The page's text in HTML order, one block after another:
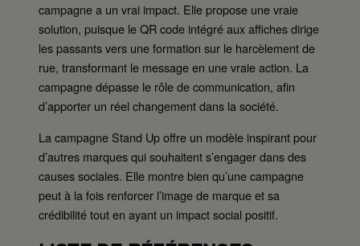
campagne a un vrai impact. Elle propose une vraie
solution, puisque le QR code intégré aux affiches dirige
les passants vers une formation sur le harcèlement de
rue, transformant le message en une vraie action. La
campagne dépasse le rôle de communication, afin
d’apporter un réel changement dans la société.
La campagne Stand Up offre un modèle inspirant pour
d’autres marques qui souhaitent s’engager dans des
causes sociales. Elle montre bien qu’une campagne
peut à la fois renforcer l’image de marque et sa
crédibilité tout en ayant un impact social positif.